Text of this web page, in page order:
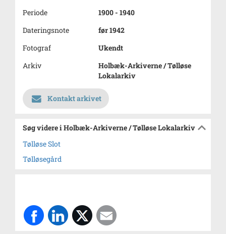
Periode
1900 - 1940
Dateringsnote
før 1942
Fotograf
Ukendt
Arkiv
Holbæk-Arkiverne / Tølløse
Lokalarkiv
Kontakt arkivet
Søg videre i Holbæk-Arkiverne / Tølløse Lokalarkiv
Tølløse Slot
Tølløsegård